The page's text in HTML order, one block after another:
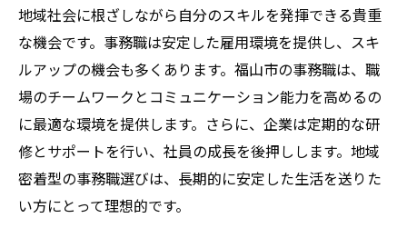
地域社会に根ざしながら自分のスキルを発揮できる貴重
な機会です。事務職は安定した雇用環境を提供し、スキ
ルアップの機会も多くあります。福山市の事務職は、職
場のチームワークとコミュニケーション能力を高めるの
に最適な環境を提供します。さらに、企業は定期的な研
修とサポートを行い、社員の成長を後押しします。地域
密着型の事務職選びは、長期的に安定した生活を送りた
い方にとって理想的です。